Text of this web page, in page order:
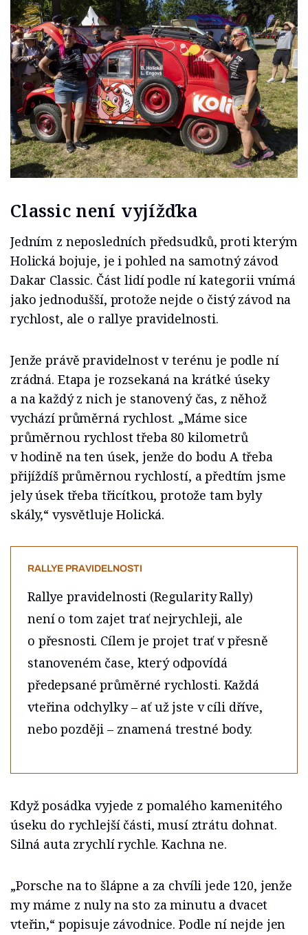
Classic není vyjížďka
Jedním z neposledních předsudků, proti kterým
Holická bojuje, je i pohled na samotný závod
Dakar Classic. Část lidí podle ní kategorii vnímá
jako jednodušší, protože nejde o čistý závod na
rychlost, ale o rallye pravidelnosti.
Jenže právě pravidelnost v terénu je podle ní
zrádná. Etapa je rozsekaná na krátké úseky
a na každý z nich je stanovený čas, z něhož
vychází průměrná rychlost. „Máme sice
průměrnou rychlost třeba 80 kilometrů
v hodině na ten úsek, jenže do bodu A třeba
přijíždíš průměrnou rychlostí, a předtím jsme
jely úsek třeba třicítkou, protože tam byly
skály,“ vysvětluje Holická.
RALLYE PRAVIDELNOSTI
Rallye pravidelnosti (Regularity Rally)
není o tom zajet trať nejrychleji, ale
o přesnosti. Cílem je projet trať v přesně
stanoveném čase, který odpovídá
předepsané průměrné rychlosti. Každá
vteřina odchylky – ať už jste v cíli dříve,
nebo později – znamená trestné body.
Když posádka vyjede z pomalého kamenitého
úseku do rychlejší části, musí ztrátu dohnat.
Silná auta zrychlí rychle. Kachna ne.
„Porsche na to šlápne a za chvíli jede 120, jenže
my máme z nuly na sto za minutu a dvacet
vteřin,“ popisuje závodnice. Podle ní nejde jen